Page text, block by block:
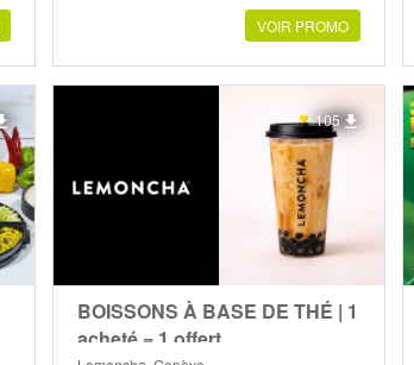
VOIR PROMO
105
BOISSONS À BASE DE THÉ | 1
acheté = 1 offert